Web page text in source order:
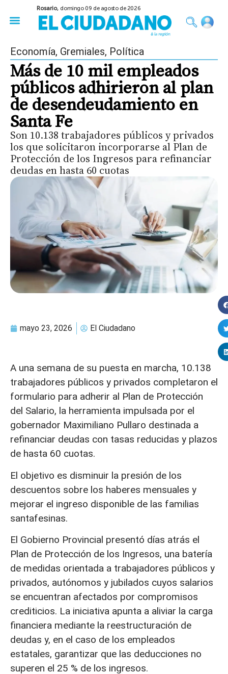
Rosario, domingo 09 de agosto de 2026
Economía, Gremiales, Política
Más de 10 mil empleados
públicos adhirieron al plan
de desendeudamiento en
Santa Fe
Son 10.138 trabajadores públicos y privados
los que solicitaron incorporarse al Plan de
Protección de los Ingresos para refinanciar
deudas en hasta 60 cuotas
mayo 23, 2026 El Ciudadano
A una semana de su puesta en marcha, 10.138
trabajadores públicos y privados completaron el
formulario para adherir al Plan de Protección
del Salario, la herramienta impulsada por el
gobernador Maximiliano Pullaro destinada a
refinanciar deudas con tasas reducidas y plazos
de hasta 60 cuotas.
El objetivo es disminuir la presión de los
descuentos sobre los haberes mensuales y
mejorar el ingreso disponible de las familias
santafesinas.
El Gobierno Provincial presentó días atrás el
Plan de Protección de los Ingresos, una batería
de medidas orientada a trabajadores públicos y
privados, autónomos y jubilados cuyos salarios
se encuentran afectados por compromisos
crediticios. La iniciativa apunta a aliviar la carga
financiera mediante la reestructuración de
deudas y, en el caso de los empleados
estatales, garantizar que las deducciones no
superen el 25 % de los ingresos.